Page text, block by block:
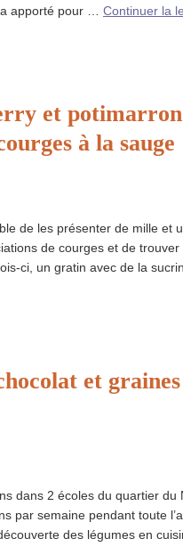
apporté pour … Continuer la
et
à la sauge
de les présenter de mille et
de courges et de trouver
ci, un gratin avec de la
et graines
dans 2 écoles du quartier
par semaine pendant toute
des légumes en